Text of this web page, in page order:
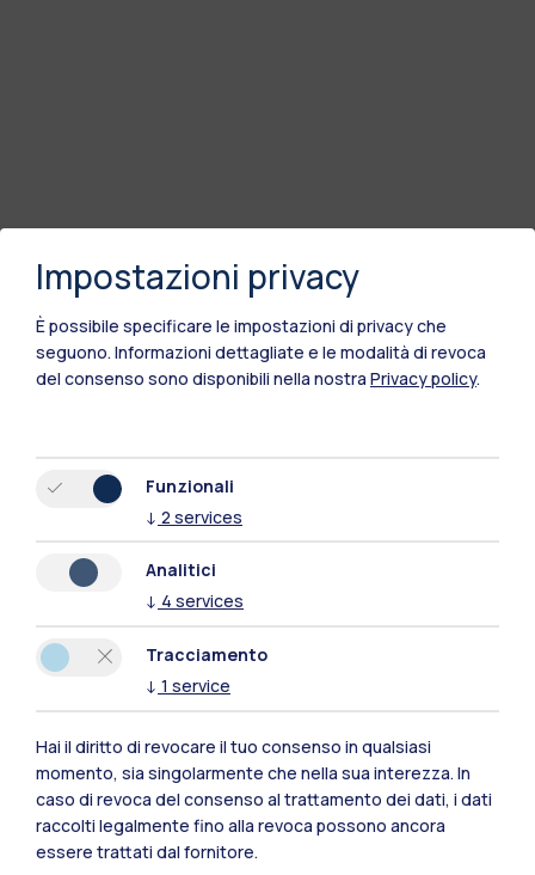
Polimi Community
Tutti i siti dell’ecosistema
Impostazioni privacy
È possibile specificare le impostazioni di privacy che
seguono. Informazioni dettagliate e le modalità di revoca
del consenso sono disponibili nella nostra Privacy policy.
Funzionali
↓ 2 services
Analitici
↓ 4 services
Tracciamento
↓ 1 service
Hai il diritto di revocare il tuo consenso in qualsiasi
momento, sia singolarmente che nella sua interezza. In
caso di revoca del consenso al trattamento dei dati, i dati
raccolti legalmente fino alla revoca possono ancora
essere trattati dal fornitore.